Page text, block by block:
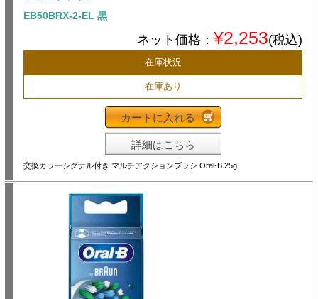
EB50BRX-2-EL 黒
ネット価格： ¥2,253(税込)
在庫状況
在庫あり
カートに入れる
詳細はこちら
交換カラーシグナル付き マルチアクションブラシ Oral-B 25g